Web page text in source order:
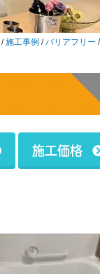
/施工事例 /バリアフリー /
施工価格